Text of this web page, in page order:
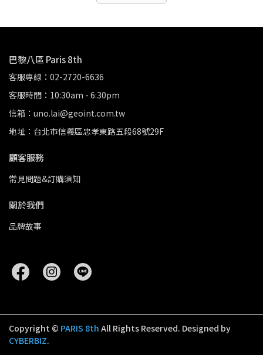
巴黎八區 Paris 8th
客服專線：02-2720-6636
客服時間：10:30am - 6:30pm
信箱：uno.lai@geoint.com.tw
地址：台北市信義區忠孝東路五段68號29F
顧客服務
常見問題&訂購須知
關於我們
品牌故事
Copyright © PARIS 8th All Rights Reserved. Designed by
CYBERBIZ.